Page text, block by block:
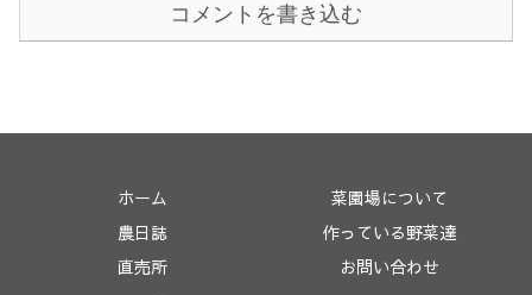
コメントを書き込む
ホーム
菜園場について
農日誌
作っている野菜達
直売所
お問い合わせ